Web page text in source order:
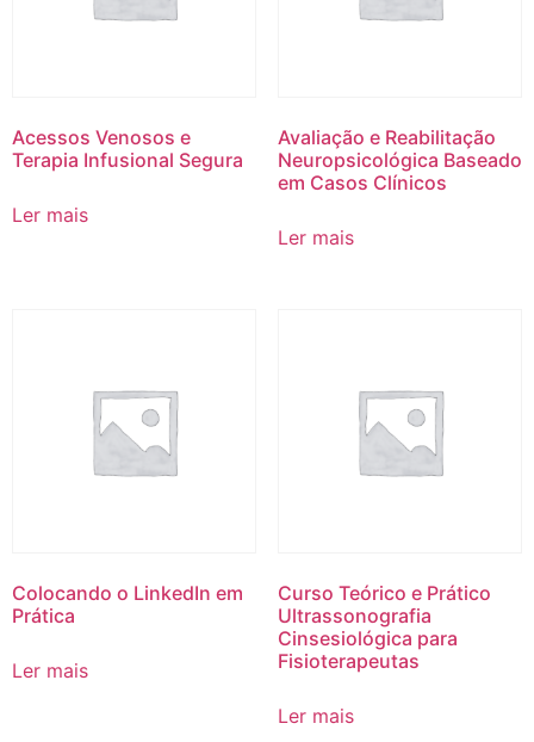
Acessos Venosos e
Terapia Infusional Segura
Ler mais
Avaliação e Reabilitação
Neuropsicológica Baseado
em Casos Clínicos
Ler mais
Colocando o LinkedIn em
Prática
Ler mais
Curso Teórico e Prático
Ultrassonografia
Cinsesiológica para
Fisioterapeutas
Ler mais